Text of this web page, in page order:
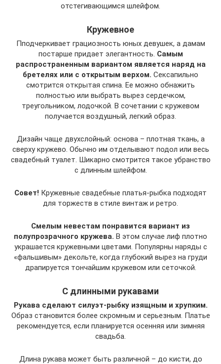
отстегивающимся шлейфом.
Кружевное
Пподчеркивает грациозность юных девушек, а дамам
постарше придает элегантность. Самым
распространенным вариантом является наряд на
бретелях или с открытым верхом. Сексапильно
смотрится открытая спина. Ее можно обнажить
полностью или выбрать вырез сердечком,
треугольником, лодочкой. В сочетании с кружевом
получается воздушный, легкий образ.
Дизайн чаще двухслойный: основа – плотная ткань, а
сверху кружево. Обычно им отделывают подол или весь
свадебный туалет. Шикарно смотрится такое убранство
с длинным шлейфом.
Совет! Кружевные свадебные платья-рыбка подходят
для торжеств в стиле винтаж и ретро.
Смелым невестам понравится вариант из
полупрозрачного кружева. В этом случае лиф плотно
украшается кружевными цветами. Популярны наряды с
«фальшивым» декольте, когда глубокий вырез на груди
драпируется тончайшим кружевом или сеточкой.
С длинными рукавами
Рукава сделают силуэт-рыбку изящным и хрупким.
Образ становится более скромным и серьезным. Платье
рекомендуется, если планируется осенняя или зимняя
свадьба.
Длина рукава может быть различной – до кисти, до